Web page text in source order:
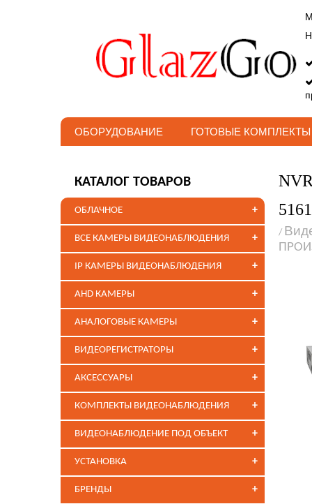
ОБОРУДОВАНИЕ ГОТОВЫЕ КОМПЛЕКТЫ
/
КАТАЛОГ ТОВАРОВ
+
ОБЛАЧНОЕ
+
ВСЕ КАМЕРЫ ВИДЕОНАБЛЮДЕНИЯ
+
IP КАМЕРЫ ВИДЕОНАБЛЮДЕНИЯ
+
AHD КАМЕРЫ
+
АНАЛОГОВЫЕ КАМЕРЫ
+
ВИДЕОРЕГИСТРАТОРЫ
+
АКСЕССУАРЫ
+
КОМПЛЕКТЫ ВИДЕОНАБЛЮДЕНИЯ
+
ВИДЕОНАБЛЮДЕНИЕ ПОД ОБЪЕКТ
+
УСТАНОВКА
+
БРЕНДЫ